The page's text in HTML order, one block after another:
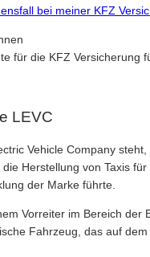
bei meiner KFZ
für die KFZ
LEVC
Vehicle Company
Herstellung von Taxis
der Marke führte.
Vorreiter im Bereich
Fahrzeug, das auf